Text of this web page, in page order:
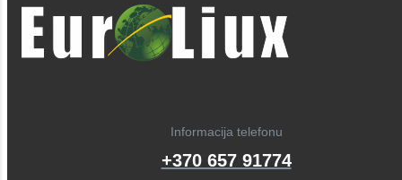
Informacija telefonu
+370 657 91774